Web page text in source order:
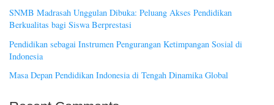
SNMB Madrasah Unggulan Dibuka: Peluang Akses Pendidikan
Berkualitas bagi Siswa Berprestasi
Pendidikan sebagai Instrumen Pengurangan Ketimpangan Sosial di
Indonesia
Masa Depan Pendidikan Indonesia di Tengah Dinamika Global